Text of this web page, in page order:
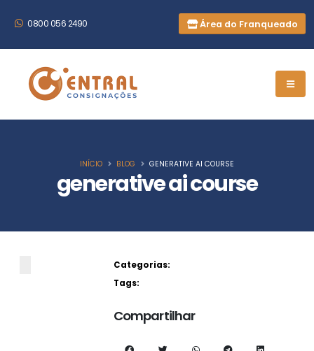
0800 056 2490 Área do Franqueado
generative ai course
INÍCIO BLOG GENERATIVE AI COURSE
Categorias:
Tags:
Compartilhar